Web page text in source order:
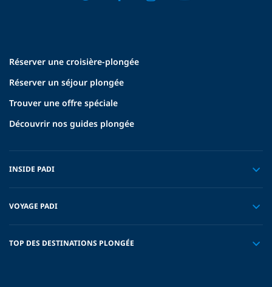
Réserver une croisière-plongée
Réserver un séjour plongée
Trouver une offre spéciale
Découvrir nos guides plongée
INSIDE PADI
VOYAGE PADI
TOP DES DESTINATIONS PLONGÉE